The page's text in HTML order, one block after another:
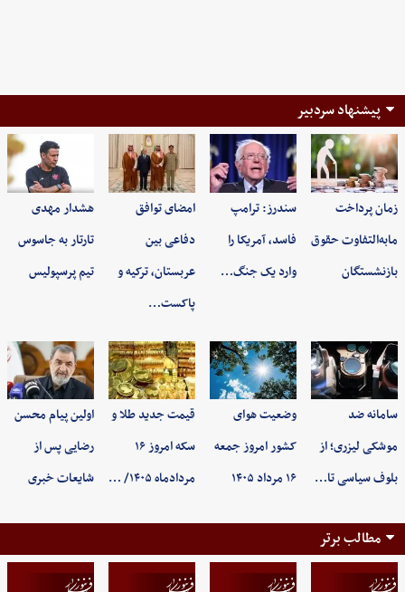
پیشنهاد سردبیر
زمان پرداخت
مابه‌التفاوت حقوق
بازنشستگان
سندرز: ترامپ
فاسد، آمریکا را
وارد یک جنگ…
امضای توافق
دفاعی بین
عربستان، ترکیه و
پاکست…
هشدار مهدی
تارتار به جاسوس
تیم پرسپولیس
سامانه ضد
موشکی لیزری؛ از
بلوف سیاسی تا…
وضعیت هوای
کشور امروز جمعه
۱۶ مرداد ۱۴۰۵
قیمت جدید طلا و
سکه امروز ۱۶
مردادماه ۱۴۰۵/ …
اولین پیام محسن
رضایی پس از
شایعات خبری
مطالب برتر